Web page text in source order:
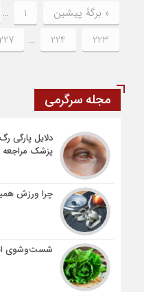
« برگه‌ٔ پیشین 1
…
223
224
…
227
مجله سرگرمی
دلایل پارگی
پزشک مراجعه
چرا ورزش
شست‌وشوی